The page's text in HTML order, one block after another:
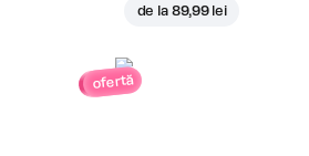
de la 89,99 lei
ofertă